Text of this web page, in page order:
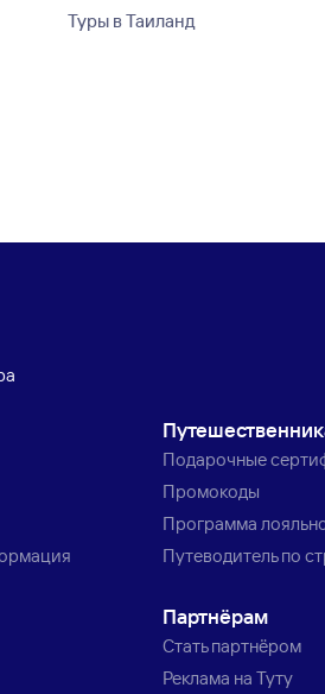
Туры в Таиланд
Подарочные
Промокоды
Программа
Путеводитель по
Партнёрам
Стать партнёром
Реклама на Туту